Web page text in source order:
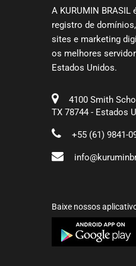
A KURUMIN
registro de
sites e marketing
os melhores
Estados Unidos.
4100 Smith
TX 78744 - Estados
+55 (61) 9841-
Baixe nossos